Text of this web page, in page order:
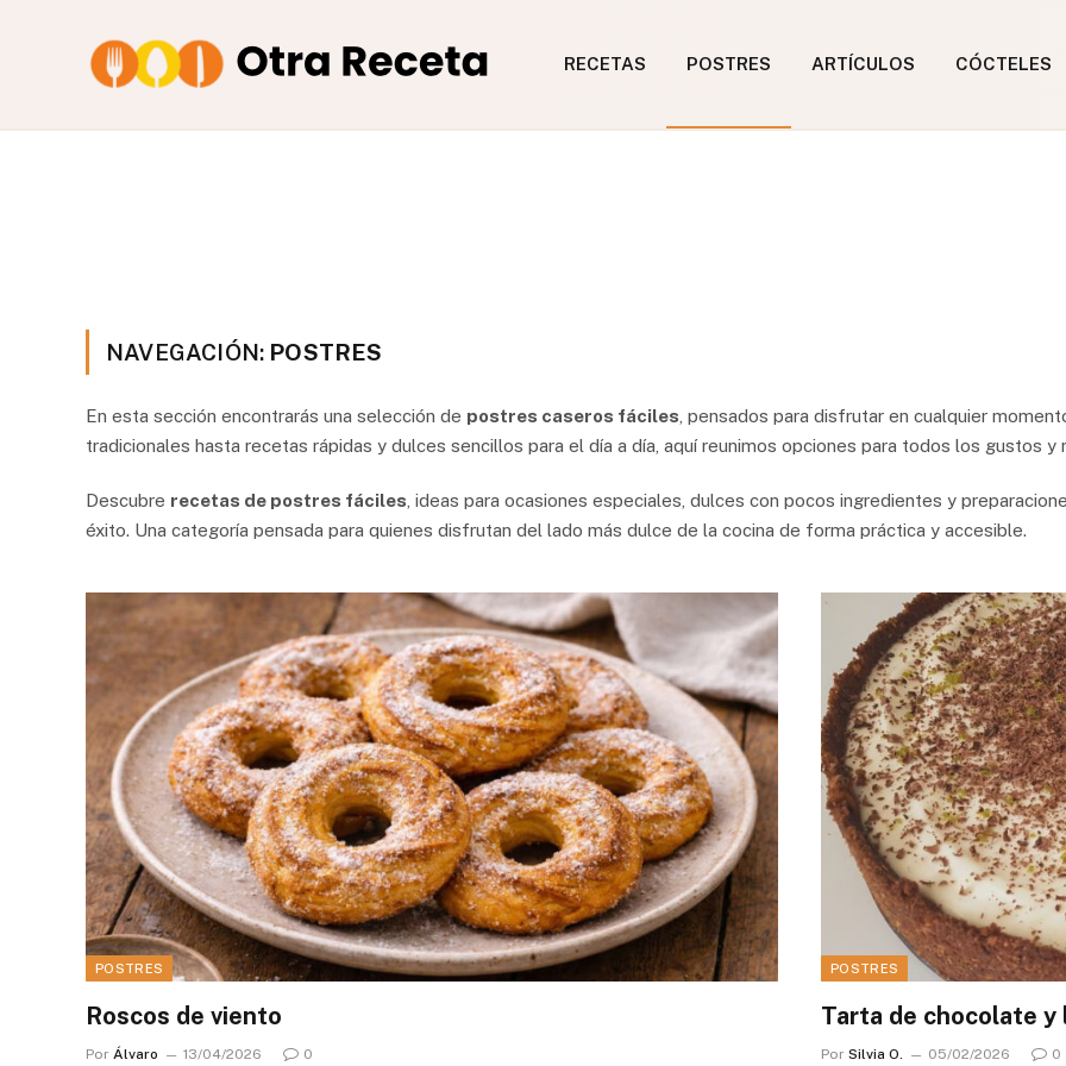
RECETAS POSTRES ARTÍCULOS CÓCTELES
NAVEGACIÓN: POSTRES
En esta sección encontrarás una selección de postres caseros fáciles , pensados para disfrutar en cualquier
tradicionales hasta recetas rápidas y dulces sencillos para el día a día, aquí reunimos opciones para todos los gustos y
Descubre recetas de postres fáciles , ideas para ocasiones especiales, dulces con pocos ingredientes y
éxito. Una categoría pensada para quienes disfrutan del lado más dulce de la cocina de forma práctica y accesible.
POSTRES
Roscos de viento
Por Álvaro 13/04/2026 0
POSTRES
Tarta de chocolate y
Por Silvia O. 05/02/2026 0